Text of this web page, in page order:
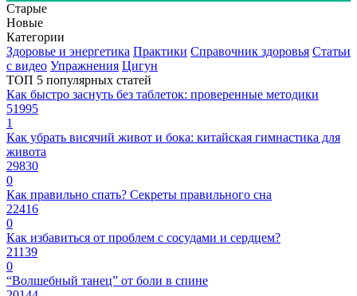
Старые
Новые
Категории
Здоровье и энергетика Практики Справочник здоровья Статьи
с видео Упражнения Цигун
ТОП 5 популярных статей
Как быстро заснуть без таблеток: проверенные методики
51995
1
Как убрать висячий живот и бока: китайская гимнастика для
живота
29830
0
Как правильно спать? Секреты правильного сна
22416
0
Как избавиться от проблем с сосудами и сердцем?
21139
0
“Волшебный танец” от боли в спине